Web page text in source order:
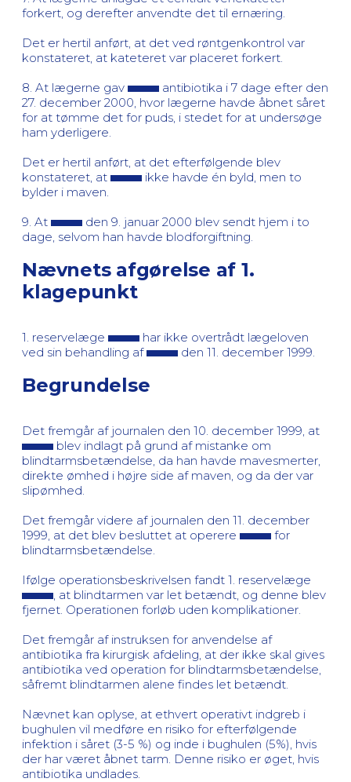
forkert, og derefter anvendte det til ernæring.
Det er hertil anført, at det ved røntgenkontrol var
konstateret, at kateteret var placeret forkert.
8. At lægerne gav
antibiotika i 7 dage efter den
27. december 2000, hvor lægerne havde åbnet såret
for at tømme det for puds, i stedet for at undersøge
ham yderligere.
Det er hertil anført, at det efterfølgende blev
konstateret, at
ikke havde én byld, men to
bylder i maven.
9. At
den 9. januar 2000 blev sendt hjem i to
dage, selvom han havde blodforgiftning.
Nævnets afgørelse af 1.
klagepunkt
1. reservelæge
har ikke overtrådt lægeloven
ved sin behandling af
den 11. december 1999.
Begrundelse
Det fremgår af journalen den 10. december 1999, at
blev indlagt på grund af mistanke om
blindtarmsbetændelse, da han havde mavesmerter,
direkte ømhed i højre side af maven, og da der var
slipømhed.
Det fremgår videre af journalen den 11. december
1999, at det blev besluttet at operere
for
blindtarmsbetændelse.
Ifølge operationsbeskrivelsen fandt 1. reservelæge
, at blindtarmen var let betændt, og denne blev
fjernet. Operationen forløb uden komplikationer.
Det fremgår af instruksen for anvendelse af
antibiotika fra kirurgisk afdeling, at der ikke skal gives
antibiotika ved operation for blindtarmsbetændelse,
såfremt blindtarmen alene findes let betændt.
Nævnet kan oplyse, at ethvert operativt indgreb i
bughulen vil medføre en risiko for efterfølgende
infektion i såret (3-5 %) og inde i bughulen (5%), hvis
der har været åbnet tarm. Denne risiko er øget, hvis
antibiotika undlades.